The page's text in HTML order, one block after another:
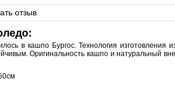
отзыв
в кашпо Бургос. Технология изготовления
Оригинальность кашпо и натуральный